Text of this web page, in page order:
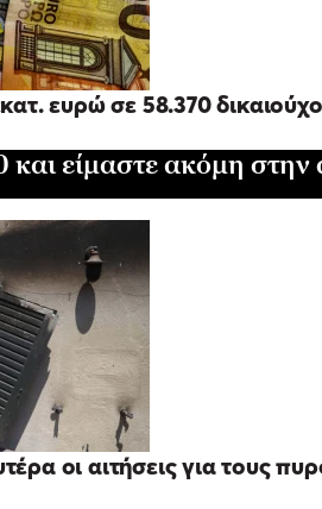
ευρώ σε 58.370
και είμαστε ακόμη στην
οι αιτήσεις για τους